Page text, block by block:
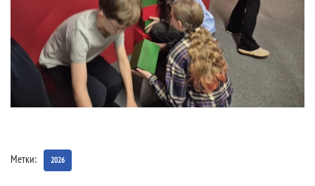
Метки: 2026